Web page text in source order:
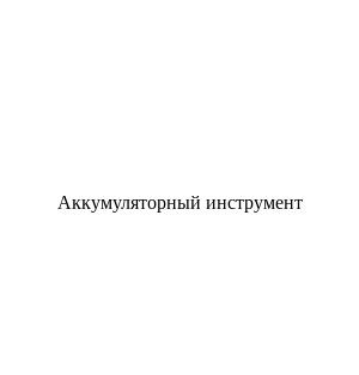
Аккумуляторный инструмент